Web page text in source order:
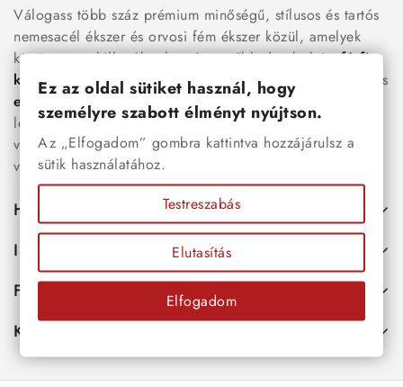
Válogass több száz prémium minőségű, stílusos és tartós
nemesacél ékszer és orvosi fém ékszer közül, amelyek
között megtalálhatók a legnépszerűbb darabok is:férfi
karkötők
, női nyakláncok , karikagyűrűk
és
esküvői kiegészítőkegyaránt. Webáruházunkban a
legújabb trendeket követő, mégis időtálló ékszerek közül
választhatsz – legyen szó ajándékról, mindennapi
viseletről vagy különleges alkalmakról.
Hasznos
Információk
Fiókod
Kapcsolat
Ez az oldal sütiket használ, hogy
személyre szabott élményt nyújtson.
Az „Elfogadom” gombra kattintva hozzájárulsz a
sütik használatához.
Testreszabás
Elutasítás
Elfogadom